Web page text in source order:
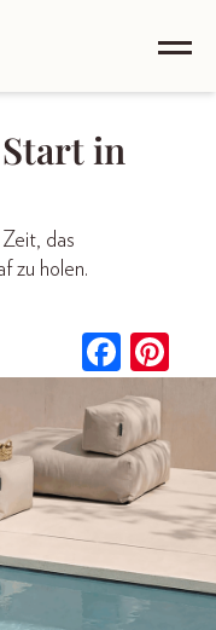
in
das
zu holen.